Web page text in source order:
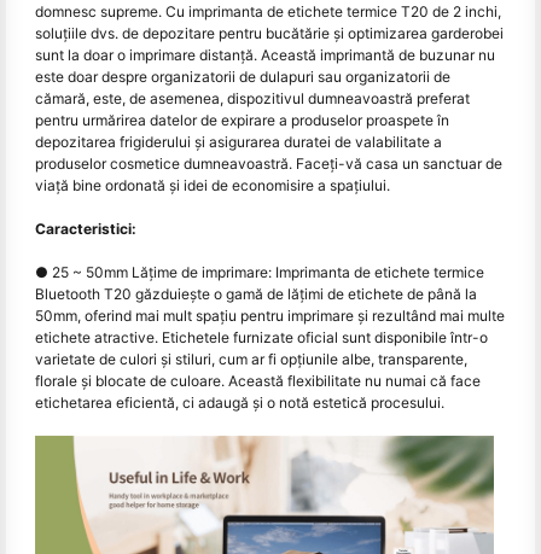
domnesc supreme. Cu imprimanta de etichete termice T20 de 2 inchi,
soluțiile dvs. de depozitare pentru bucătărie și optimizarea garderobei
sunt la doar o imprimare distanță. Această imprimantă de buzunar nu
este doar despre organizatorii de dulapuri sau organizatorii de
cămară, este, de asemenea, dispozitivul dumneavoastră preferat
pentru urmărirea datelor de expirare a produselor proaspete în
depozitarea frigiderului și asigurarea duratei de valabilitate a
produselor cosmetice dumneavoastră. Faceți-vă casa un sanctuar de
viață bine ordonată și idei de economisire a spațiului.
Caracteristici:
● 25 ~ 50mm Lățime de imprimare: Imprimanta de etichete termice
Bluetooth T20 găzduiește o gamă de lățimi de etichete de până la
50mm, oferind mai mult spațiu pentru imprimare și rezultând mai multe
etichete atractive. Etichetele furnizate oficial sunt disponibile într-o
varietate de culori și stiluri, cum ar fi opțiunile albe, transparente,
florale și blocate de culoare. Această flexibilitate nu numai că face
etichetarea eficientă, ci adaugă și o notă estetică procesului.